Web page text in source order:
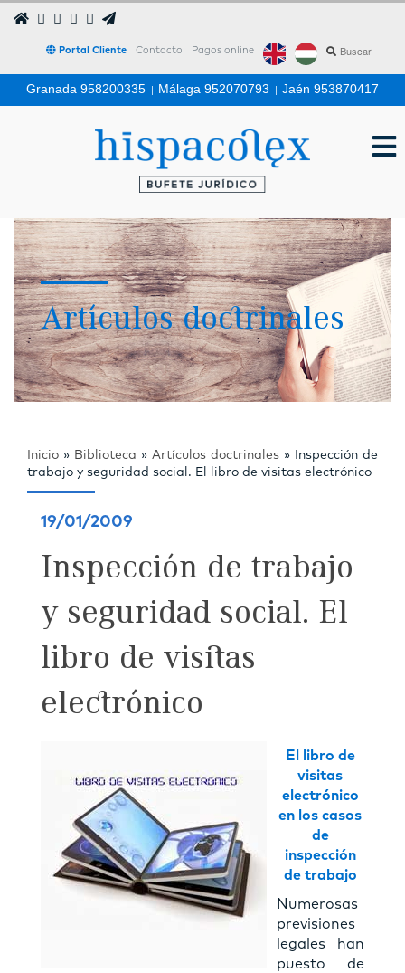
Portal Cliente Contacto Pagos online
Granada 958200335 | Málaga 952070793 | Jaén 953870417
Artículos doctrinales
Inicio » Biblioteca » Artículos doctrinales »
Inspección de
trabajo y seguridad social. El libro de visitas electrónico
19/01/2009
Inspección de trabajo
y seguridad social. El
libro de visitas
electrónico
El libro de
visitas
electrónico
en los casos
de
inspección
de trabajo
Numerosas
previsiones
legales han
puesto de